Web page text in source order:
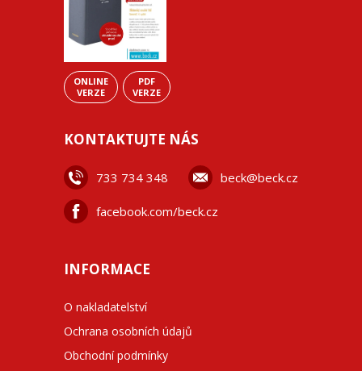
ONLINE
VERZE
PDF
VERZE
KONTAKTUJTE NÁS
733 734 348 beck@beck.cz
facebook.com/beck.cz
INFORMACE
O nakladatelství
Ochrana osobních údajů
Obchodní podmínky